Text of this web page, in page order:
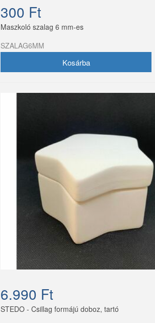
300 Ft
Maszkoló szalag 6 mm-es
SZALAG6MM
6.990 Ft
STEDO - Csillag formájú doboz, tartó